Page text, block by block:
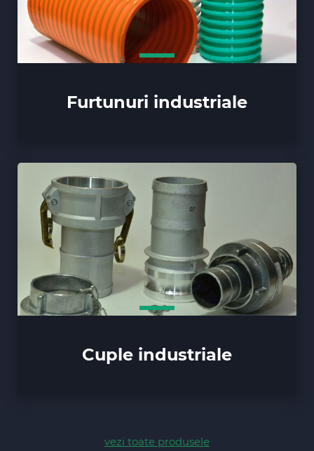
Furtunuri industriale
Cuple industriale
vezi toate produsele